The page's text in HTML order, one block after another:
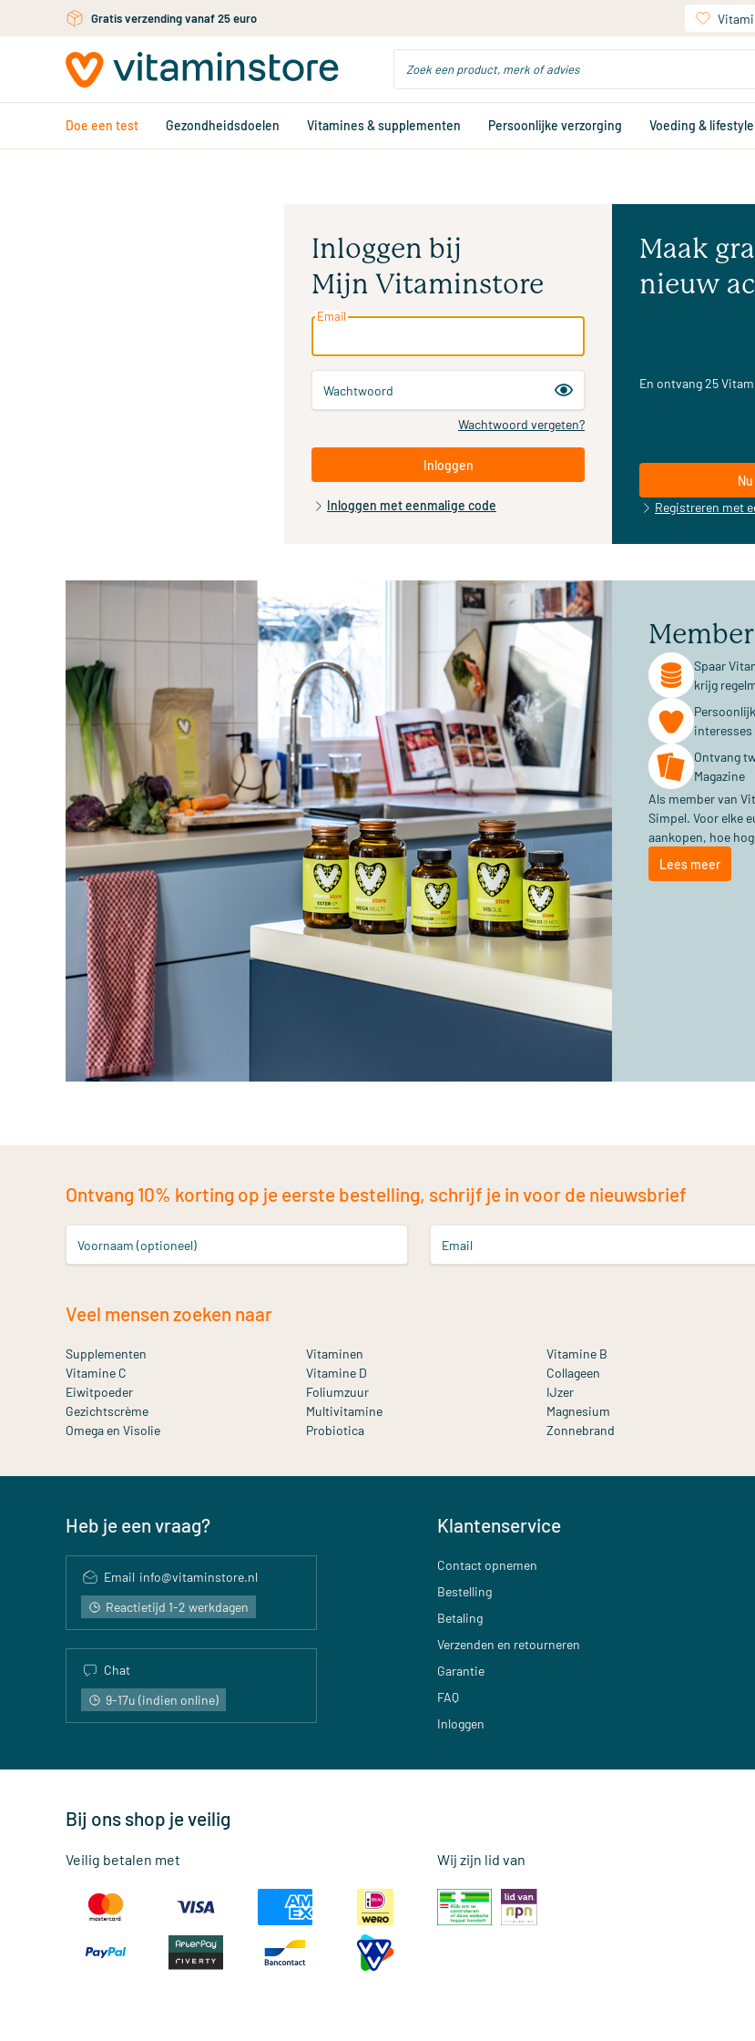
Ga naar de hoofdinhoudGratis verzending vanaf 25 euro
Doe een test Gezondheidsdoelen Vitamines & supplementen Persoonlijke verzorging Voeding & lifestyle
Inloggen bij
Mijn Vitaminstore
Email
Wachtwoord
Wachtwoord vergeten?
Inloggen
Inloggen met eenmalige code
Maak
nieuw
En ontvang 25
Registreren met
Spaar
krijg
interesses
Ontvang
Magazine
Als member van
Simpel. Voor elke
aankopen, hoe
Lees meer
Ontvang 10% korting op je eerste bestelling, schrijf je in voor de nieuwsbrief
Voornaam (optioneel) Email
Veel mensen zoeken naar
Supplementen Vitaminen
Vitamine B
Vitamine C
Vitamine D
Collageen
Eiwitpoeder
Foliumzuur
IJzer
Gezichtscrème
Multivitamine
Magnesium
Omega en Visolie
Probiotica Zonnebrand
Heb je een vraag?
Email info@vitaminstore.nl
Reactietijd 1-2 werkdagen
Chat
9-17u (indien online)
Klantenservice
Contact opnemen
Bestelling
Betaling
Verzenden en retourneren
Garantie
FAQ
Inloggen
Bij ons shop je veilig
Veilig betalen met Wij zijn lid van